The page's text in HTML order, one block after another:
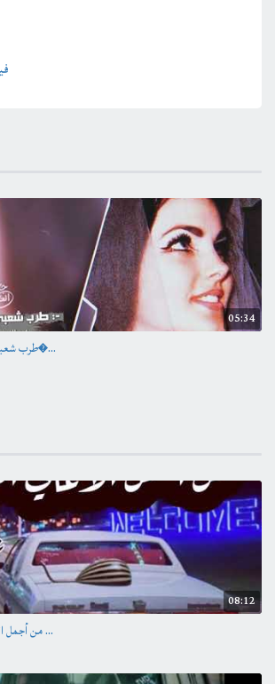
05:34
طرب شعبي روقاآن _ يام الاعيون اول�...
08:12
من أجمل الأغاني الشعبية طرب اصيل ...